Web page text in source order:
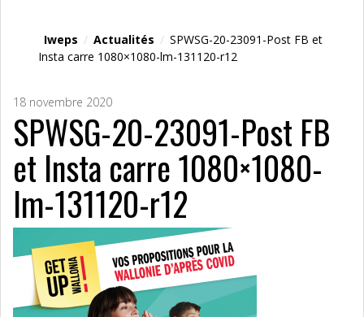
Iweps / Actualités / SPWSG-20-23091-Post FB et
Insta carre 1080×1080-lm-131120-r12
18 novembre 2020
SPWSG-20-23091-Post FB
et Insta carre 1080×1080-
lm-131120-r12